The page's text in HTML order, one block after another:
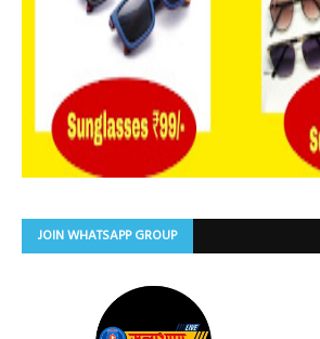
JOIN WHATSAPP GROUP